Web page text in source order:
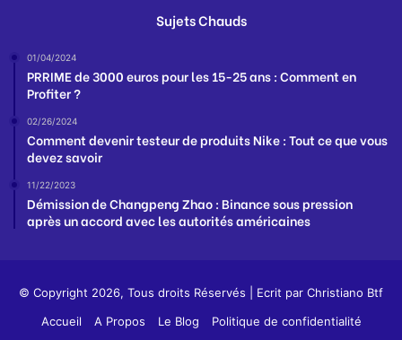
Sujets Chauds
01/04/2024
PRRIME de 3000 euros pour les 15-25 ans : Comment en
Profiter ?
02/26/2024
Comment devenir testeur de produits Nike : Tout ce que vous
devez savoir
11/22/2023
Démission de Changpeng Zhao : Binance sous pression
après un accord avec les autorités américaines
© Copyright 2026, Tous droits Réservés | Ecrit par Christiano Btf
Accueil
A Propos Le Blog Politique de confidentialité